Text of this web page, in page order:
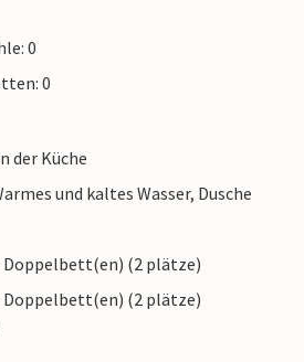
0
0
der Küche
und kaltes Wasser, Dusche
Doppelbett(en) (2 plätze)
Doppelbett(en) (2 plätze)